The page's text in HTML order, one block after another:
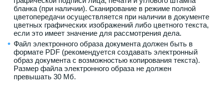
бланка (при наличии). Сканирование в режиме полной
цветопередачи осуществляется при наличии в документе
цветных графических изображений либо цветного текста,
если это имеет значение для рассмотрения дела.
Файл электронного образа документа должен быть в
формате PDF (рекомендуется создавать электронный
образ документа с возможностью копирования текста).
Размер файла электронного образа не должен
превышать 30 Мб.